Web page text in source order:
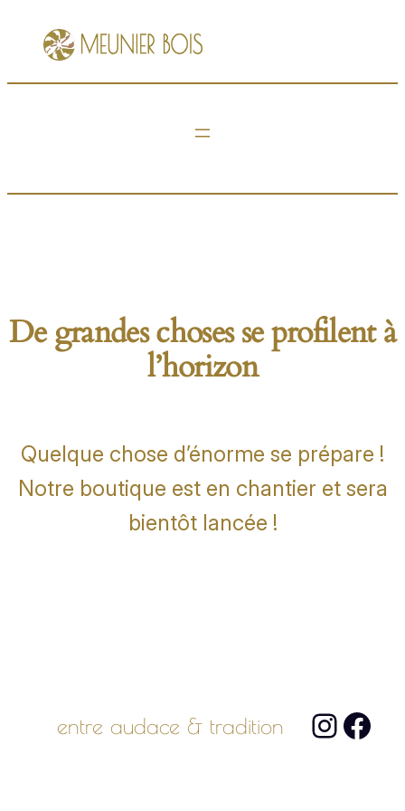
De grandes choses se profilent à
l’horizon
Quelque chose d’énorme se prépare !
Notre boutique est en chantier et sera
bientôt lancée !
entre audace & tradition